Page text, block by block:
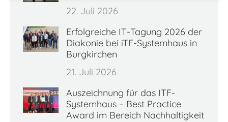
22. Juli 2026
Erfolgreiche IT-Tagung 2026 der
Diakonie bei iTF-Systemhaus in
Burgkirchen
21. Juli 2026
Auszeichnung für das ITF-
Systemhaus – Best Practice
Award im Bereich Nachhaltigkeit